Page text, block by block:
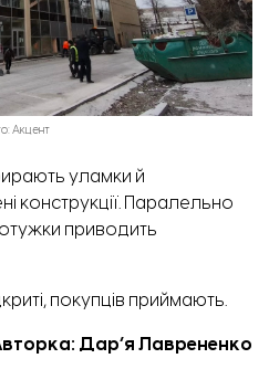
Акцент
уламки й
конструкції. Паралельно
приводить
покупців приймають.
Дар’я Лаврененко